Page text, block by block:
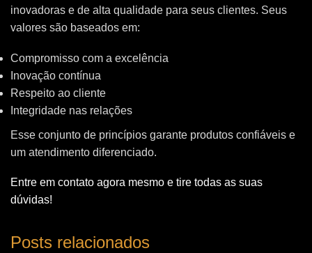
inovadoras e de alta qualidade para seus clientes. Seus
valores são baseados em:
Compromisso com a excelência
Inovação contínua
Respeito ao cliente
Integridade nas relações
Esse conjunto de princípios garante produtos confiáveis e
um atendimento diferenciado.
Entre em contato agora mesmo e tire todas as suas
dúvidas!
Posts relacionados